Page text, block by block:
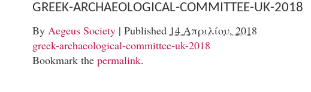
GREEK-ARCHAEOLOGICAL-COMMITTEE-UK-2018
By Aegeus Society | Published 14 Απριλίου, 2018
greek-archaeological-committee-uk-2018
Bookmark the permalink.